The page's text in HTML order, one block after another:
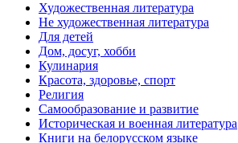
Художественная литература
Не художественная литература
Для детей
Дом, досуг, хобби
Кулинария
Красота, здоровье, спорт
Религия
Самообразование и развитие
Историческая и военная литература
Книги на белорусском языке